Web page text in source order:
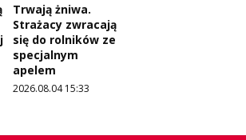
Trwają żniwa.
Strażacy zwracają
się do rolników ze
specjalnym
apelem
2026.08.04 15:33